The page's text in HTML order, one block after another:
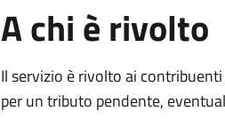
A chi è rivolto
Il servizio è rivolto ai
per un tributo pendente,